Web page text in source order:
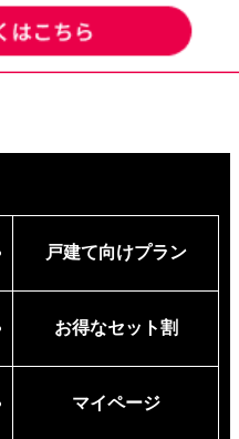
戸建て向けプラン
お得なセット割
マイページ